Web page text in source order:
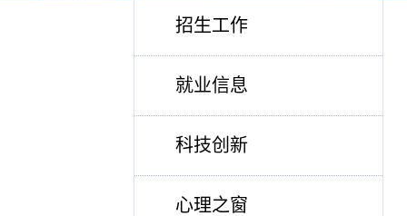
招生工作
就业信息
科技创新
心理之窗